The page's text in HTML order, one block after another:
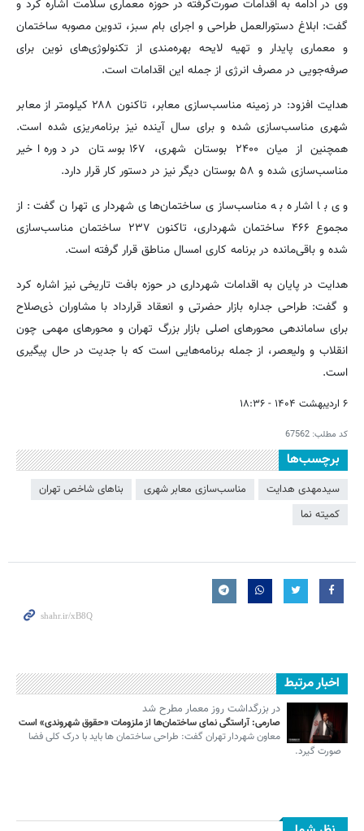
وی در ادامه به اقدامات صورت‌گرفته در حوزه معماری سلامت اشاره کرد و
گفت: ابلاغ دستورالعمل طراحی و اجرای بام سبز، تدوین مصوبه ساختمان
و معماری پایدار و تهیه لایحه بهره‌مندی از تکنولوژی‌های نوین برای
صرفه‌جویی در مصرف انرژی از جمله این اقدامات است.
هدایت افزود: در زمینه مناسب‌سازی معابر، تاکنون ۲۸۸ کیلومتر از معابر
شهری مناسب‌سازی شده و برای سال آینده نیز برنامه‌ریزی شده است.
همچنین از میان ۲۴۰۰ بوستان شهری، ۱۶۷ بوستان در دوره اخیر
مناسب‌سازی شده و ۵۸ بوستان دیگر نیز در دستور کار قرار دارد.
وی با اشاره به مناسب‌سازی ساختمان‌های شهرداری تهران گفت: از
مجموع ۴۶۶ ساختمان شهرداری، تاکنون ۲۳۷ ساختمان مناسب‌سازی
شده و باقی‌مانده در برنامه کاری امسال مناطق قرار گرفته است.
هدایت در پایان به اقدامات شهرداری در حوزه بافت تاریخی نیز اشاره کرد
و گفت: طراحی جداره بازار حضرتی و انعقاد قرارداد با مشاوران ذی‌صلاح
برای ساماندهی محورهای اصلی بازار بزرگ تهران و محورهای مهمی چون
انقلاب و ولیعصر، از جمله برنامه‌هایی است که با جدیت در حال پیگیری
است.
۶ اردیبهشت ۱۴۰۴ - ۱۸:۳۶
کد مطلب: 67562
برچسب‌ها
سیدمهدی هدایت مناسب‌سازی معابر شهرى
بناهای شاخص تهران
کمیته نما
اخبار مرتبط
در بزرگداشت روز معمار مطرح شد
صارمی: آراستگی نمای ساختمان‌ها از ملزومات «حقوق شهروندی» است
معاون شهردار تهران گفت: طراحی ساختمان ها باید با درک کلی فضا
صورت گیرد.